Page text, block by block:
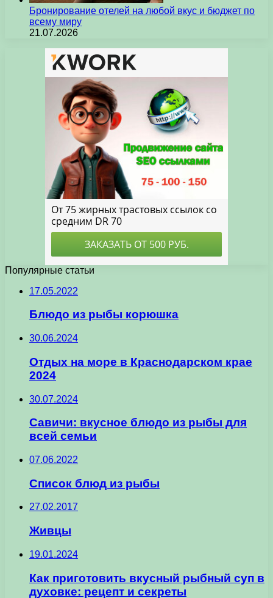
Бронирование отелей на любой вкус и бюджет по
всему миру
21.07.2026
Популярные статьи
17.05.2022
Блюдо из рыбы корюшка
30.06.2024
Отдых на море в Краснодарском крае
2024
30.07.2024
Савичи: вкусное блюдо из рыбы для
всей семьи
07.06.2022
Список блюд из рыбы
27.02.2017
Живцы
19.01.2024
Как приготовить вкусный рыбный суп в
духовке: рецепт и секреты